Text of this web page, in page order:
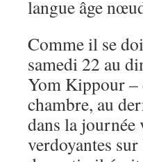
langue âge
Comme il se
samedi 22 au
Yom Kippour
chambre, au
dans la
verdoyantes